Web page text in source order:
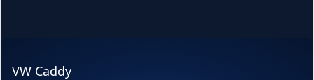
VW Caddy